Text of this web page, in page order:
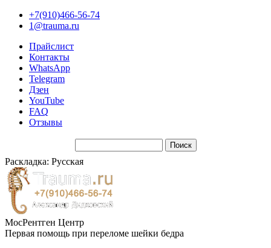
+7(910)466-56-74
1@trauma.ru
Прайслист
Контакты
WhatsApp
Telegram
Дзен
YouTube
FAQ
Отзывы
Раскладка: Русская
МосРентген Центр
Первая помощь при переломе шейки бедра